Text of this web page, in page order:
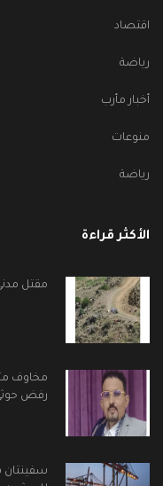
اقتصاد
رياضة
أخبار مأرب
منوعات
رياضة
الأكثر قراءة
مقتل
مخاوف
رفض
سفينتان